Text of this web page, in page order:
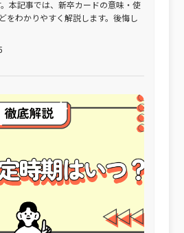
本記事では、新卒カードの意味・使
をわかりやすく解説します。後悔し